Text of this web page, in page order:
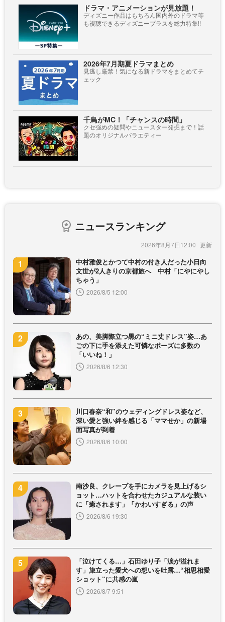
ドラマ・アニメーションが見放題！
ディズニー作品はもちろん国内外のドラマ等
も視聴できるディズニープラスを総力特集!!
2026年7月期夏ドラマまとめ
見逃し厳禁！気になる新ドラマをまとめてチ
ェック
千鳥がMC！「チャンスの時間」
クセ強めの疑問やニュースター発掘まで！話
題のオリジナルバラエティー
ニュースランキング
2026年8月7日12:00
中村雅俊とかつて中村の付き人だった小日向
文世が2人きりの京都旅へ 中村「にやにやし
ちゃう」
2026/8/5 12:00
あの、美脚際立つ黒の“ミニ丈ドレス”姿…あ
ごの下に手を添えた可憐なポーズに多数の
「いいね！」
2026/8/6 12:30
川口春奈“和”のウェディングドレス姿など、
深い愛と強い絆を感じる「ママせか」の新場
面写真が到着
2026/8/6 10:00
南沙良、クレープを手にカメラを見上げるシ
ョット…ハットを合わせたカジュアルな装い
に「癒されます」「かわいすぎる」の声
2026/8/6 19:30
「泣けてくる…」石田ゆり子「涙が溢れま
す」旅立った愛犬への想いを吐露…“相思相愛
ショット”に共感の嵐
2026/8/7 9:51